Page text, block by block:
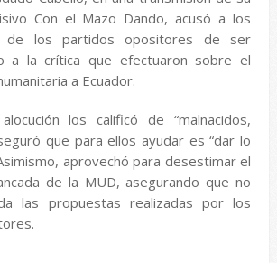
Con el Mazo Dando, acusó a los
de los partidos opositores de ser
a la crítica que efectuaron sobre el
a Ecuador.
los calificó de “malnacidos,
que para ellos ayudar es “dar lo
aprovechó para desestimar el
de la MUD, asegurando que no
las propuestas realizadas por los